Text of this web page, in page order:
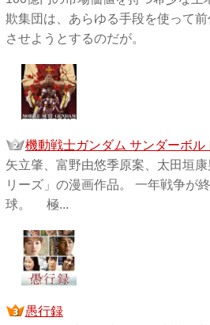
欺集団は、あらゆる手段を使って
させようとするのだが。
機動戦士ガンダム サンダーボ
矢立肇、富野由悠季原案、太田垣
リーズ」の漫画作品。 一年戦争が
球。 極...
愚行録